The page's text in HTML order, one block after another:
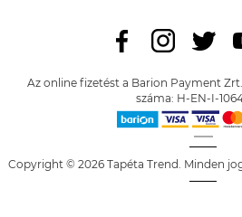
Az online fizetést a Barion Payment
száma: H-EN-I-
Copyright © 2026 Tapéta Trend. Minden